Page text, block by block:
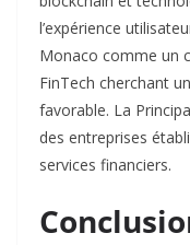
l’expérience
Monaco comme un
FinTech cherchant
favorable. La
des entreprises
services financiers.​